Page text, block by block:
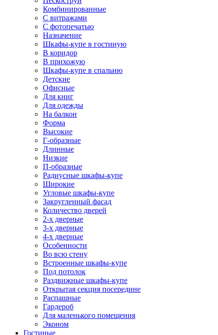
Комбинированные
С витражами
С фотопечатью
Назначение
Шкафы-купе в гостиную
В коридор
В прихожую
Шкафы-купе в спальню
Детские
Офисные
Для книг
Для одежды
На балкон
Форма
Высокие
Г-образные
Длинные
Низкие
П-образные
Радиусные шкафы-купе
Широкие
Угловые шкафы-купе
Закругленный фасад
Количество дверей
2-х дверные
3-х дверные
4-х дверные
Особенности
Во всю стену
Встроенные шкафы-купе
Под потолок
Раздвижные шкафы-купе
Открытая секция посередине
Распашные
Гардероб
Для маленького помещения
Эконом
Гостиные